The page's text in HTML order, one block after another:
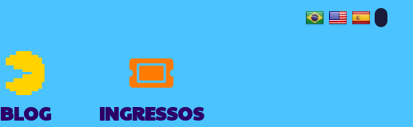
BLOG INGRESSOS